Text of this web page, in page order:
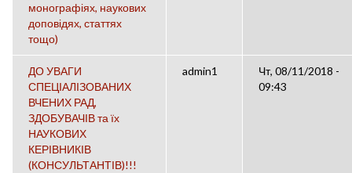
монографіях, наукових
доповідях, статтях
тощо)
ДО УВАГИ
СПЕЦІАЛІЗОВАНИХ
ВЧЕНИХ РАД,
ЗДОБУВАЧІВ та їх
НАУКОВИХ
КЕРІВНИКІВ
(КОНСУЛЬТАНТІВ)!!!
admin1
Чт, 08/11/2018 -
09:43